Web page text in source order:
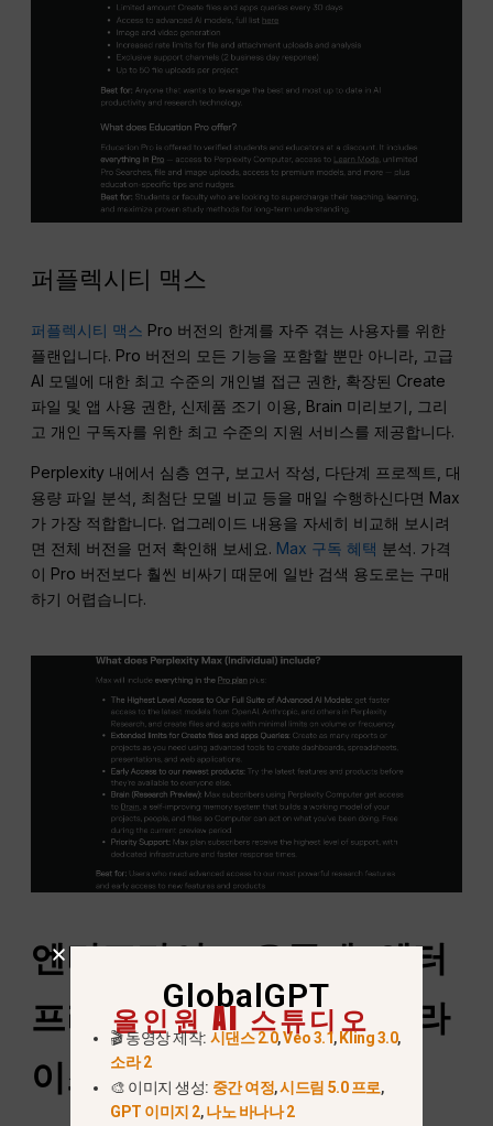
퍼플렉시티 맥스
퍼플렉시티 맥스 Pro 버전의 한계를 자주 겪는 사용자를 위한
플랜입니다. Pro 버전의 모든 기능을 포함할 뿐만 아니라, 고급
AI 모델에 대한 최고 수준의 개인별 접근 권한, 확장된 Create
파일 및 앱 사용 권한, 신제품 조기 이용, Brain 미리보기, 그리
고 개인 구독자를 위한 최고 수준의 지원 서비스를 제공합니다.
Perplexity 내에서 심층 연구, 보고서 작성, 다단계 프로젝트, 대
용량 파일 분석, 최첨단 모델 비교 등을 매일 수행하신다면 Max
가 가장 적합합니다. 업그레이드 내용을 자세히 비교해 보시려
면 전체 버전을 먼저 확인해 보세요. Max 구독 혜택 분석. 가격
이 Pro 버전보다 훨씬 비싸기 때문에 일반 검색 용도로는 구매
하기 어렵습니다.
엔터프라이즈 요금제: 엔터
프라이즈 프로 vs 엔터프라
이즈 맥스
GlobalGPT
올인원 AI 스튜디오
🎬 동영상 제작: 시댄스 2.0,Veo 3.1, Kling 3.0,
소라 2
🎨 이미지 생성: 중간 여정,시드림 5.0 프로,
GPT 이미지 2,나노 바나나 2